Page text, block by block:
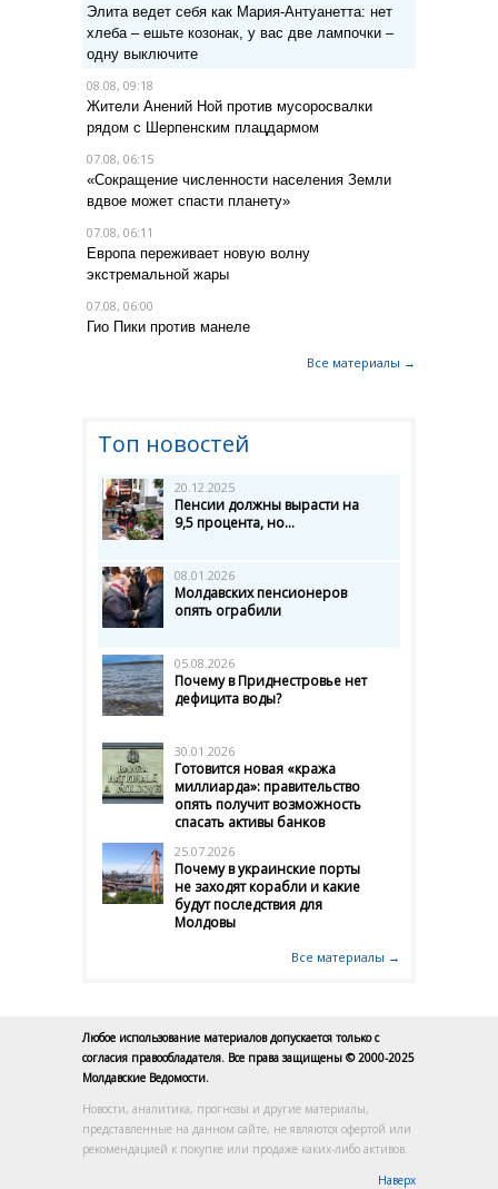
Элита ведет себя как Мария-Антуанетта: нет
хлеба – ешьте козонак, у вас две лампочки –
одну выключите
08.08, 09:18
Жители Анений Ной против мусоросвалки
рядом с Шерпенским плацдармом
07.08, 06:15
«Сокращение численности населения Земли
вдвое может спасти планету»
07.08, 06:11
Европа переживает новую волну
экстремальной жары
07.08, 06:00
Гио Пики против манеле
Все материалы →
Топ новостей
20.12.2025
Пенсии должны вырасти на
9,5 процента, но...
08.01.2026
Молдавских пенсионеров
опять ограбили
05.08.2026
Почему в Приднестровье нет
дефицита воды?
30.01.2026
Готовится новая «кража
миллиарда»: правительство
опять получит возможность
спасать активы банков
25.07.2026
Почему в украинские порты
не заходят корабли и какие
будут последствия для
Молдовы
Все материалы →
Любое использование материалов допускается только с
согласия правообладателя. Все права защищены © 2000-2025
Молдавские Ведомости.
Новости, аналитика, прогнозы и другие материалы,
представленные на данном сайте, не являются офертой или
рекомендацией к покупке или продаже каких-либо активов.
Наверх